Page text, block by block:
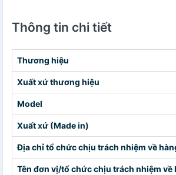
Thông tin chi tiết
Thương hiệu
Xuất xứ thương hiệu
Model
Xuất xứ (Made in)
Địa chỉ tổ chức chịu trách nhiệm về
Tên đơn vị/tổ chức chịu trách nhiệm về